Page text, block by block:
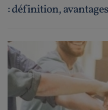
: définition,